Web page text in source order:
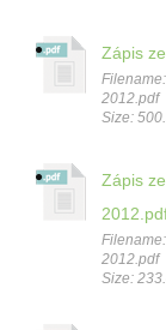
Zápis
2012.pdf
Size:
Zápis
2012.pdf
Size: